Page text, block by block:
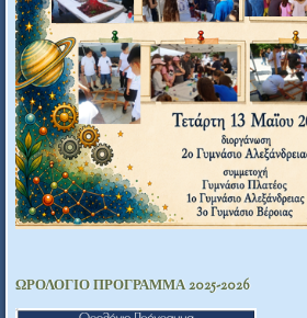
ΩΡΟΛΟΓΙΟ ΠΡΟΓΡΑΜΜΑ 2025-2026